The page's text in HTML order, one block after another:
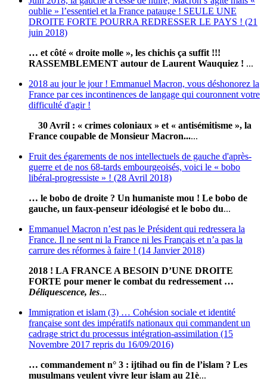
oublie » l’essentiel et la France patauge ! SEULE UNE
DROITE FORTE POURRA REDRESSER LE PAYS ! (21
juin 2018)
… et côté « droite molle », les chichis ça suffit !!!
RASSEMBLEMENT autour de Laurent Wauquiez ! ...
2018 au jour le jour ! Emmanuel Macron, vous déshonorez la
France par ces incontinences de langage qui couronnent votre
difficulté d'agir !
30 Avril : « crimes coloniaux » et « antisémitisme », la
France coupable de Monsieur Macron......
Fruit des égarements de nos intellectuels de gauche d'après-
guerre et de nos 68-tards embourgeoisés, voici le « bobo
libéral-progressiste » ! (28 Avril 2018)
… le bobo de droite ? Un humaniste mou ! Le bobo de
gauche, un faux-penseur idéologisé et le bobo du...
Emmanuel Macron n’est pas le Président qui redressera la
France. Il ne sent ni la France ni les Français et n’a pas la
carrure des réformes à faire ! (14 Janvier 2018)
2018 ! LA FRANCE A BESOIN D’UNE DROITE
FORTE pour mener le combat du redressement …
Déliquescence, les...
Immigration et islam (3) … Cohésion sociale et identité
française sont des impératifs nationaux qui commandent un
cadrage strict du processus intégration-assimilation (15
Novembre 2017 repris du 16/09/2016)
… commandement n° 3 : ijtihad ou fin de l’islam ? Les
musulmans veulent vivre leur islam au 21è...